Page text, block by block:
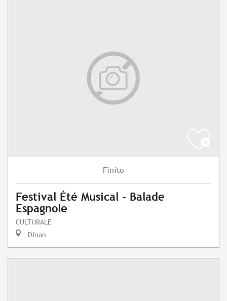
Finito
Festival Été Musical - Balade
Espagnole
CULTURALE
Dinan